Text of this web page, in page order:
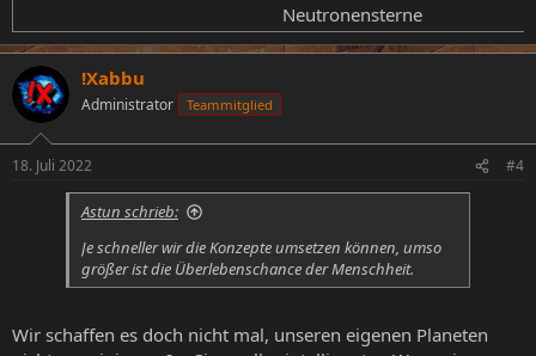
Neutronensterne​
!Xabbu
Administrator Teammitglied
18. Juli 2022 #4
Astun schrieb:
Je schneller wir die Konzepte umsetzen können, umso
größer ist die Überlebenschance der Menschheit.
Wir schaffen es doch nicht mal, unseren eigenen Planeten